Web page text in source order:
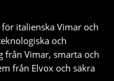
italienska Vimar och
och
från Vimar, smarta och
från Elvox och säkra